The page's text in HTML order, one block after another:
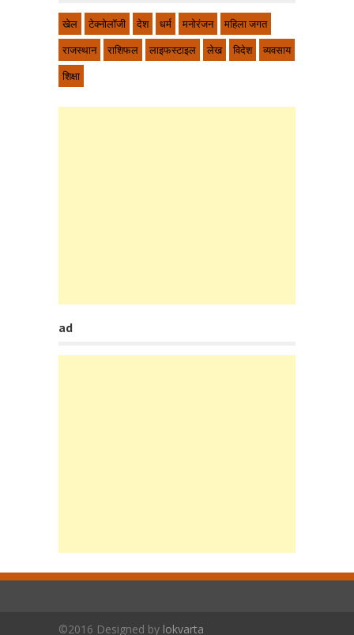
खेल टेक्नोलॉजी देश धर्म मनोरंजन
महिला जगत
राजस्थान
राशिफल लाइफस्टाइल लेख विदेश
व्यवसाय
शिक्षा
ad
©2016 Designed by lokvarta